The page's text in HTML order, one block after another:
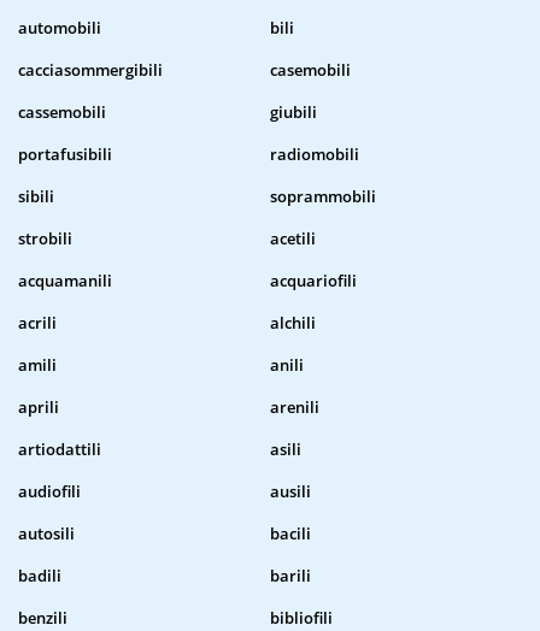
automobili
bili
cacciasommergibili
casemobili
cassemobili
giubili
portafusibili
radiomobili
sibili
soprammobili
strobili
acetili
acquamanili
acquariofili
acrili
alchili
amili
anili
aprili
arenili
artiodattili
asili
audiofili
ausili
autosili
bacili
badili
barili
benzili
bibliofili